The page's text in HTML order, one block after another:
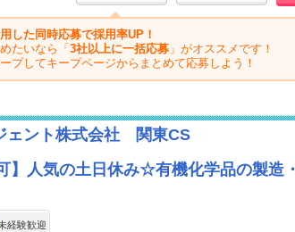
した同時応募で採用率UP！
たいなら「 3社以上に一括応募 」がオススメです！
プしてキープページからまとめて応募しよう！
ェント株式会社 関東CS
】人気の土日休み☆有機化学品の製
経験歓迎